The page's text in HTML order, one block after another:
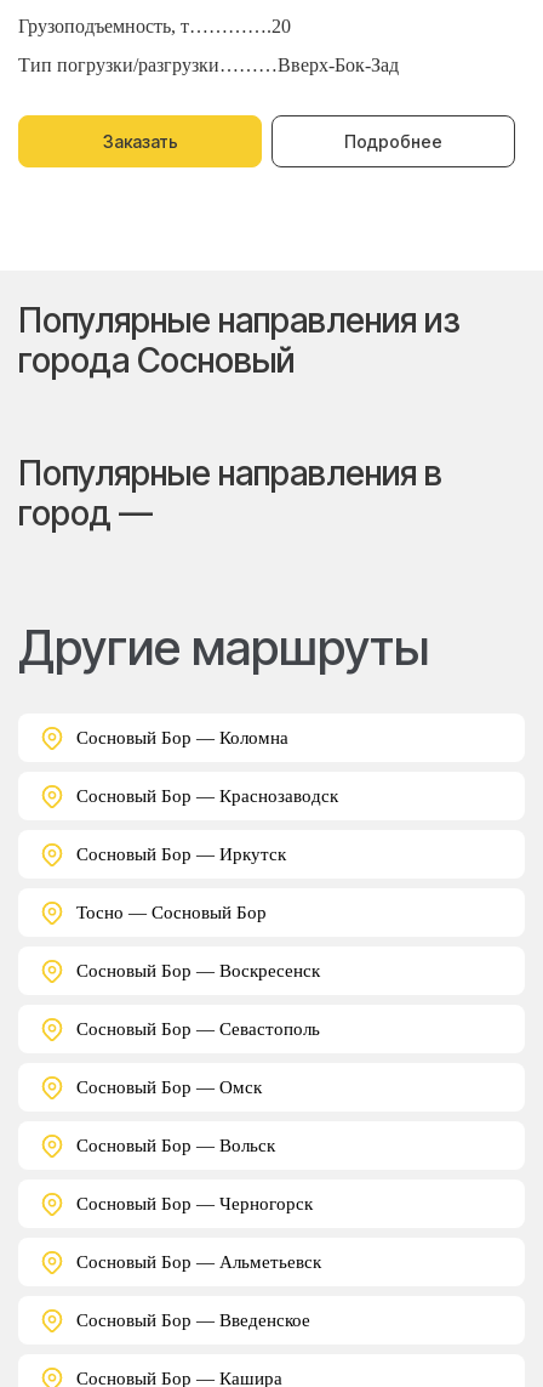
Грузоподъемность, т………….20
Тип погрузки/разгрузки………Вверх-Бок-Зад
Заказать Подробнее
Популярные направления из
города Сосновый
Популярные направления в
город —
Другие маршруты
Сосновый Бор — Коломна
Сосновый Бор — Краснозаводск
Сосновый Бор — Иркутск
Тосно — Сосновый Бор
Сосновый Бор — Воскресенск
Сосновый Бор — Севастополь
Сосновый Бор — Омск
Сосновый Бор — Вольск
Сосновый Бор — Черногорск
Сосновый Бор — Альметьевск
Сосновый Бор — Введенское
Сосновый Бор — Кашира